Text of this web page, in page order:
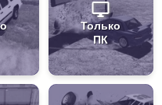
Только
ПК